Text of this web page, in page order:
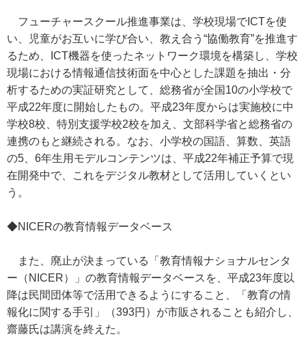
フューチャースクール推進事業は、学校現場でICTを使
い、児童がお互いに学び合い、教え合う“協働教育”を推進す
るため、ICT機器を使ったネットワーク環境を構築し、学校
現場における情報通信技術面を中心とした課題を抽出・分
析するための実証研究として、総務省が全国10の小学校で
平成22年度に開始したもの。平成23年度からは実施校に中
学校8校、特別支援学校2校を加え、文部科学省と総務省の
連携のもと継続される。なお、小学校の国語、算数、英語
の5、6年生用モデルコンテンツは、平成22年補正予算で現
在開発中で、これをデジタル教材として活用していくとい
う。
◆NICERの教育情報データベース
また、廃止が決まっている「教育情報ナショナルセンタ
ー（NICER）」の教育情報データベースを、平成23年度以
降は民間団体等で活用できるようにすること、「教育の情
報化に関する手引」（393円）が市販されることも紹介し、
齋藤氏は講演を終えた。